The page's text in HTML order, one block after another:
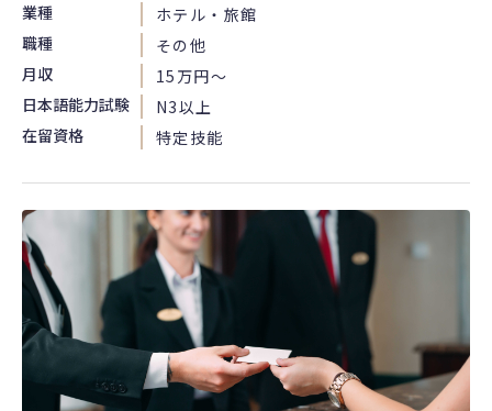
業種
ホテル・旅館
職種
その他
月収
15万円〜
日本語能力試験
N3以上
在留資格
特定技能